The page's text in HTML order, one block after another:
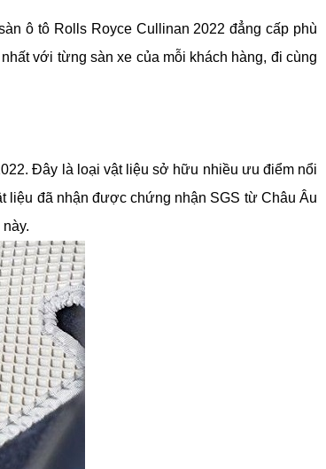
ô tô Rolls Royce Cullinan 2022 đẳng cấp phù
với từng sàn xe của mỗi khách hàng, đi cùng
Đây là loại vật liệu sở hữu nhiều ưu điểm nổi
liệu đã nhận được chứng nhận SGS từ Châu Âu